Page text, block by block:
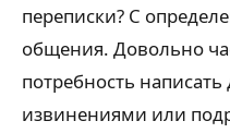
переписки? С
общения. Довольно
потребность
извинениями или